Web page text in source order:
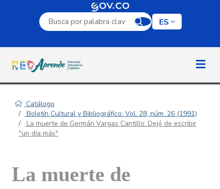
Campo de búsqueda por palabra clave
ES
Catálogo
Boletín Cultural y Bibliográfico: Vol. 28, núm. 26 (1991)
La muerte de Germán Vargas Cantillo: Dejó de escribir
"un día más"
La muerte de